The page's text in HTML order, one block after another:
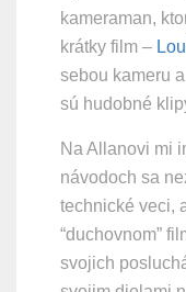
kameraman,
krátky film –
sebou kameru
sú hudobné
Na Allanovi mi
návodoch sa
technické veci,
“duchovnom”
svojich